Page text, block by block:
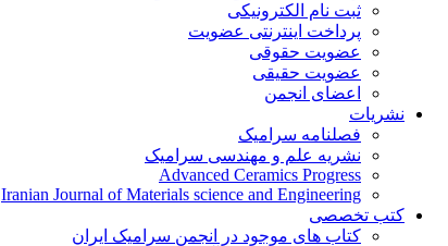
ثبت نام الکترونیکی
پرداخت اینترنتی عضویت
عضویت حقوقی
عضویت حقیقی
اعضای انجمن
نشریات
فصلنامه سرامیک
نشریه علم و مهندسی سرامیک
Advanced Ceramics Progress
Iranian Journal of Materials science and Engineering
کتب تخصصی
کتاب های موجود در انجمن سرامیک ایران